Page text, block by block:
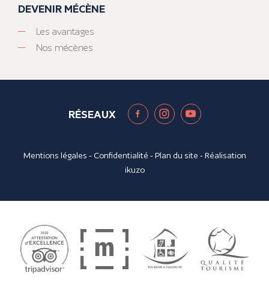
DEVENIR MÉCÈNE
Les avantages
Nos mécènes
RÉSEAUX
Mentions légales - Confidentialité -Plan du site - Réalisation
ikuzo